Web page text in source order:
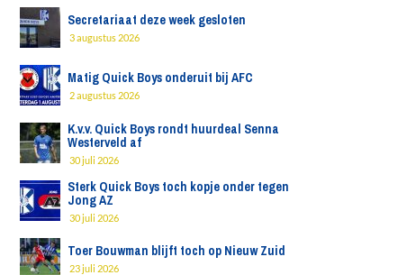
Secretariaat deze week gesloten
3 augustus 2026
Matig Quick Boys onderuit bij AFC
2 augustus 2026
K.v.v. Quick Boys rondt huurdeal Senna
Westerveld af
30 juli 2026
Sterk Quick Boys toch kopje onder tegen
Jong AZ
30 juli 2026
Toer Bouwman blijft toch op Nieuw Zuid
23 juli 2026